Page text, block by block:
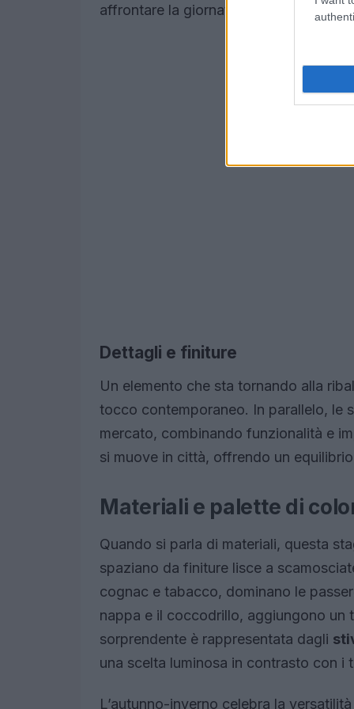
affrontare la giornata senza rinunciare
Dettagli e finiture
Un elemento che sta tornando alla
tocco contemporaneo. In parallelo, le
mercato, combinando funzionalità e
si muove in città, offrendo un
Materiali e palette di
Quando si parla di materiali, questa
spaziano da finiture lisce a
cognac e tabacco, dominano le
nappa e il coccodrillo, aggiungono un
sorprendente è rappresentata dagli
una scelta luminosa in contrasto con i
L’autunno-inverno celebra la